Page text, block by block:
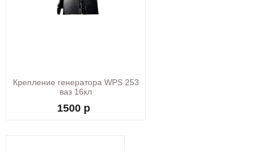
Крепление генератора WPS 253
ваз 16кл
1500 р